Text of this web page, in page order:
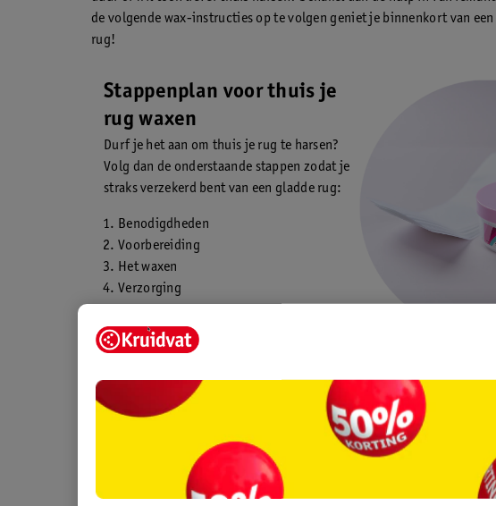
de volgende wax-instructies op te volgen geniet je binnenkort van
rug!
Stappenplan voor thuis je
rug waxen
Durf je het aan om thuis je rug te harsen?
Volg dan de onderstaande stappen zodat je
straks verzekerd bent van een gladde rug:
Benodigdheden
Voorbereiding
Het waxen
Verzorging
Stap 1: benodigdheden
Je kan wax en losse strips gebruiken. Degene die je helpt bij het
met een spatel aan op je rug. Bij deze methode heb je de volgende